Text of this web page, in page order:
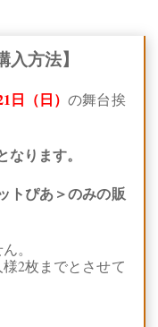
入方法】
日（日）の舞台挨
ります。
トぴあ＞のみの販
。
2枚までとさせて